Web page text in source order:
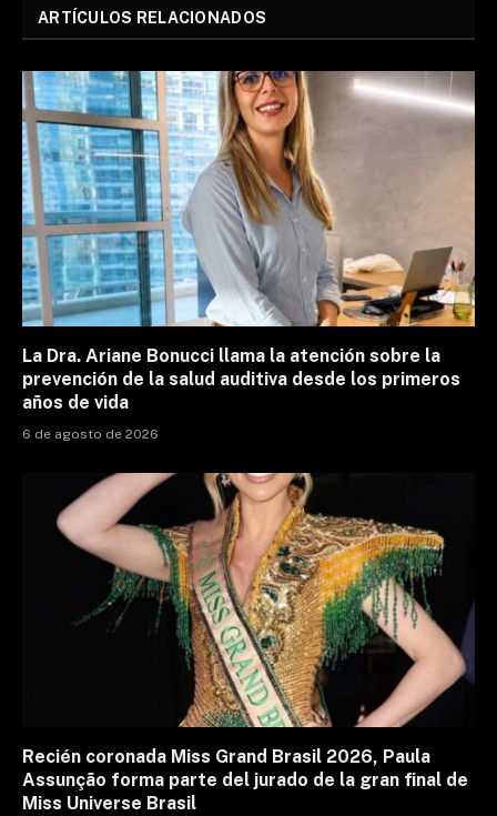
ARTÍCULOS RELACIONADOS
La Dra. Ariane Bonucci llama la atención sobre la
prevención de la salud auditiva desde los primeros
años de vida
6 de agosto de 2026
Recién coronada Miss Grand Brasil 2026, Paula
Assunção forma parte del jurado de la gran final de
Miss Universe Brasil